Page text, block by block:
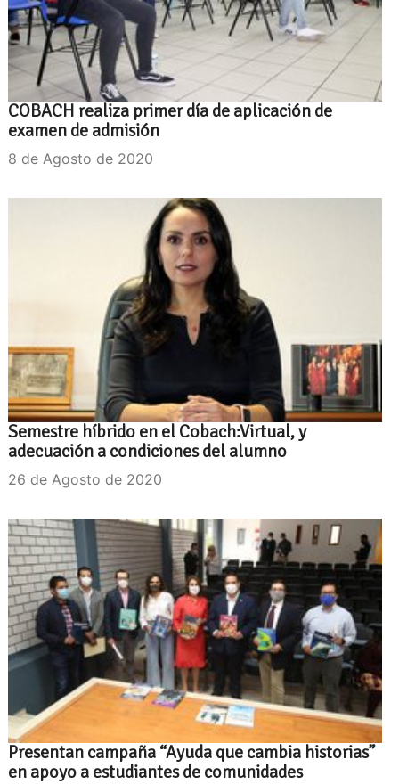
COBACH realiza primer día de aplicación de
examen de admisión
8 de Agosto de 2020
Semestre híbrido en el Cobach:Virtual, y
adecuación a condiciones del alumno
26 de Agosto de 2020
Presentan campaña “Ayuda que cambia historias”
en apoyo a estudiantes de comunidades